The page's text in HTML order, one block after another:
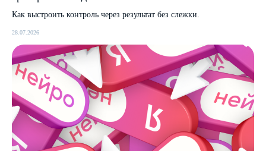
Как выстроить контроль через результат без слежки.
28.07.2026